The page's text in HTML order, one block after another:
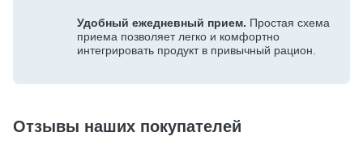
Удобный ежедневный прием. Простая схема
приема позволяет легко и комфортно
интегрировать продукт в привычный рацион.
Отзывы наших покупателей